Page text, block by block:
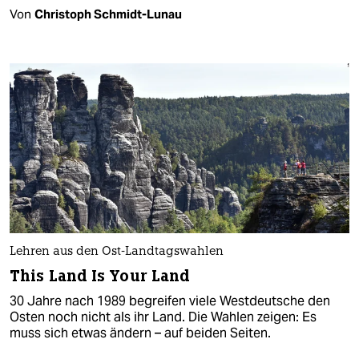
Von Christoph Schmidt-Lunau
Lehren aus den Ost-Landtagswahlen
This Land Is Your Land
30 Jahre nach 1989 begreifen viele Westdeutsche den
Osten noch nicht als ihr Land. Die Wahlen zeigen: Es
muss sich etwas ändern – auf beiden Seiten.